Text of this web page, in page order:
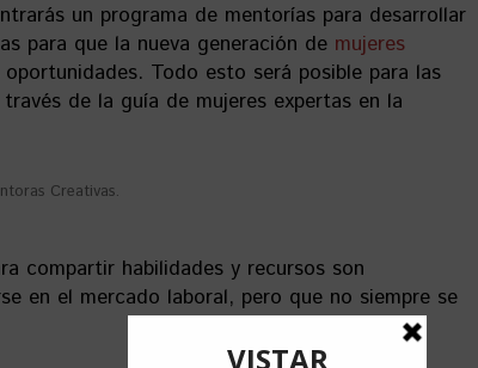
un programa de mentorías para desarrollar
para que la nueva generación de mujeres
Todo esto será posible para las
de la guía de mujeres expertas en la
Creativas.
compartir habilidades y recursos son
en el mercado laboral, pero que no siempre se